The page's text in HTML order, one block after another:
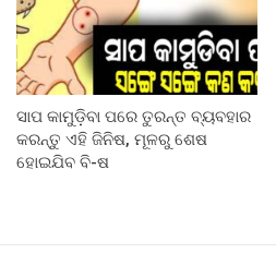
ସାପ କାମୁଡ଼ିବା ପରେ ତୁରନ୍ତ ବ୍ୟବହାର
କରନ୍ତୁ ଏହି ଜିନିଷ, ମୂଳରୁ ଶେଷ
ହୋଇଯିବ ବି-ଷ